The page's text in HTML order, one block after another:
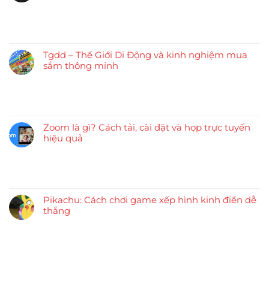
Tgdd – Thế Giới Di Động và kinh nghiệm mua
sắm thông minh
Zoom là gì? Cách tải, cài đặt và họp trực tuyến
hiệu quả
Pikachu: Cách chơi game xếp hình kinh điển dễ
thắng